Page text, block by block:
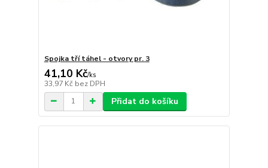
Spojka tří táhel - otvory pr. 3
41,10 Kč/ks
33,97 Kč bez DPH
Přidat do košíku